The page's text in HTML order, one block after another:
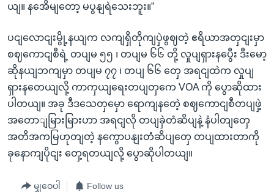
ယျ။ နအေိမျတော့ မပွနျရဲသေးဘူး။”
ပငျလောငျးမွို့နယျက လကျရှိတိုကျပှဲဖွဈတဲ့ ဧရိယာအတှငျးမှာ
စဈကောငျစီရဲ့ တပျမ ၅၅ ၊ တပျမ ၆၆ တို့ လှုပျရှားနပွေီး ဒီးမော့
ဆိုနယျဘကျမှာ တပျမ ၇၇ ၊ တပျ ၆၆ တှေ အရငျထဲက လှုပျ
ရှားနတေယျလို့ ကာကှယျရေးတပျတှကေ VOA ကို ပွောဆိုထား
ပါတယျ။ အခု ဒီဒသေတှမှော ရောကျနတေဲ့ စဈကောငျစီတပျဖှဲ့
အတောျမြားမြားဟာ အရငျလို တပျခှဲတံဆိပျနဲ့ နံပါတျတှေ
အတိအကမြဟုတျတဲ့ နကွောပနျးတံဆိပျတှေ တပျထားတာကို
ခုနောကျပိုငျး တှေ့ရတယျလို့ ပွောဆိုပါတယျ။
မျှဝေပါ Follow us